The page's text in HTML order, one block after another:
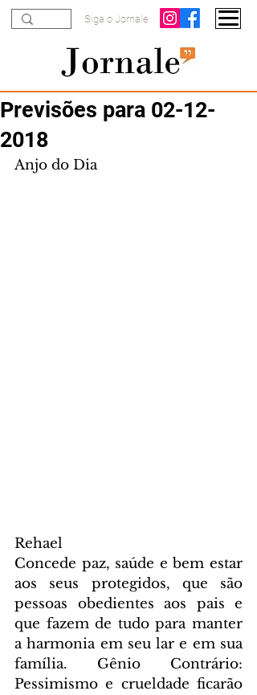
Siga o Jornale
Previsões para 02-12-
2018
Anjo do Dia
Rehael
Concede paz, saúde e bem estar
aos seus protegidos, que são
pessoas obedientes aos pais e
que fazem de tudo para manter
a harmonia em seu lar e em sua
família. Gênio Contrário:
Pessimismo e crueldade ficarão